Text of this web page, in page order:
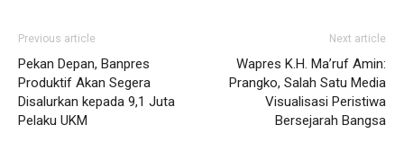
Previous article
Pekan Depan, Banpres
Produktif Akan Segera
Disalurkan kepada 9,1 Juta
Pelaku UKM
Next article
Wapres K.H. Ma’ruf Amin:
Prangko, Salah Satu Media
Visualisasi Peristiwa
Bersejarah Bangsa